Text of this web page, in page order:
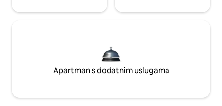
Apartman s dodatnim uslugama